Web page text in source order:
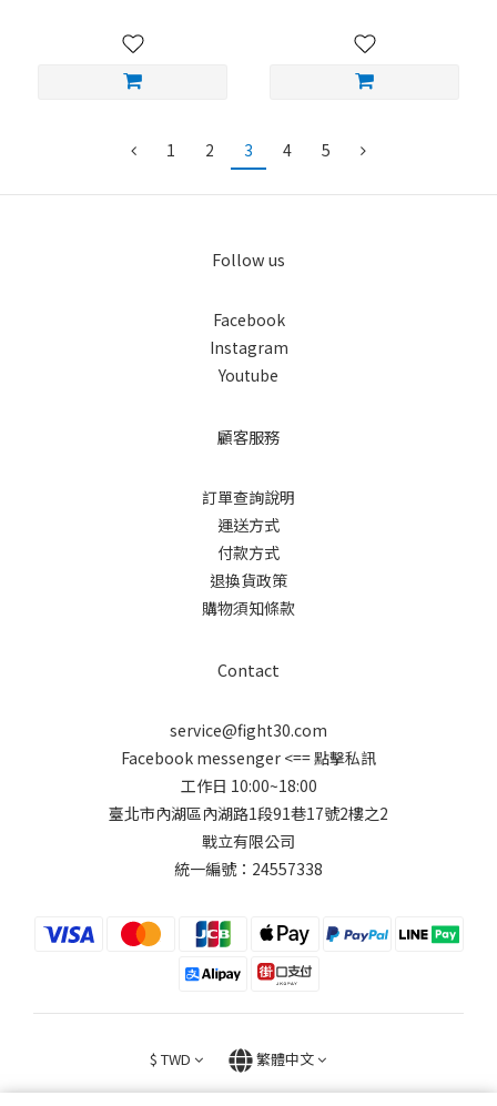
1 2 3 4 5
Follow us
Facebook
Instagram
Youtube
顧客服務
訂單查詢說明
運送方式
付款方式
退換貨政策
購物須知條款
Contact
service@fight30.com
Facebook messenger <== 點擊私訊
工作日 10:00~18:00
臺北市內湖區內湖路1段91巷17號2樓之2
戰立有限公司
統一編號：24557338
$ TWD 繁體中文